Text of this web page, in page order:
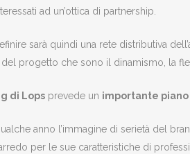
ad un’ottica di partnership.
sarà quindi una rete distributiva
del progetto che sono il dinamismo, la
di Lops prevede un importante
anno l’immagine di serietà del
per le sue caratteristiche di